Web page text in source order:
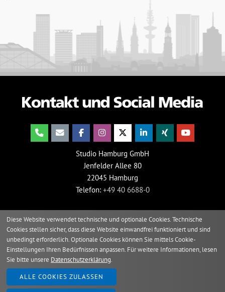
Studio Hamburg GmbH
Jenfelder Allee 80
22045 Hamburg
Telefon: +49 40 6688-0
2026 © Studio Hamburg
Impressum Verhaltenskodex
Diese Website verwendet technische und optionale Cookies. Technische
Cookies stellen sicher, dass diese Website einwandfrei funktioniert und sind
unbedingt erforderlich. Optionale Cookies können Sie mittels Cookie-
Einstellungen Ihren Bedürfnissen anpassen. Für weitere Informationen, lesen
Sie bitte unsere Datenschutzerklärung.
ALLE COOKIES ZULASSEN